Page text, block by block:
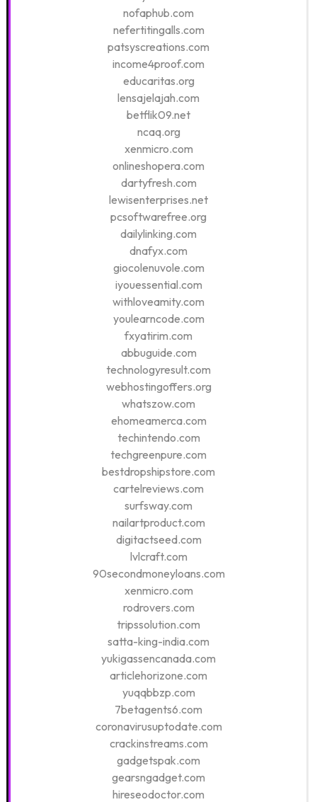
nofaphub.com
nefertitingalls.com
patsyscreations.com
income4proof.com
educaritas.org
lensajelajah.com
betflik09.net
ncaq.org
xenmicro.com
onlineshopera.com
dartyfresh.com
lewisenterprises.net
pcsoftwarefree.org
dailylinking.com
dnafyx.com
giocolenuvole.com
iyouessential.com
withloveamity.com
youlearncode.com
fxyatirim.com
abbuguide.com
technologyresult.com
webhostingoffers.org
whatszow.com
ehomeamerca.com
techintendo.com
techgreenpure.com
bestdropshipstore.com
cartelreviews.com
surfsway.com
nailartproduct.com
digitactseed.com
lvlcraft.com
90secondmoneyloans.com
xenmicro.com
rodrovers.com
tripssolution.com
satta-king-india.com
yukigassencanada.com
articlehorizone.com
yuqqbbzp.com
7betagents6.com
coronavirusuptodate.com
crackinstreams.com
gadgetspak.com
gearsngadget.com
hireseodoctor.com